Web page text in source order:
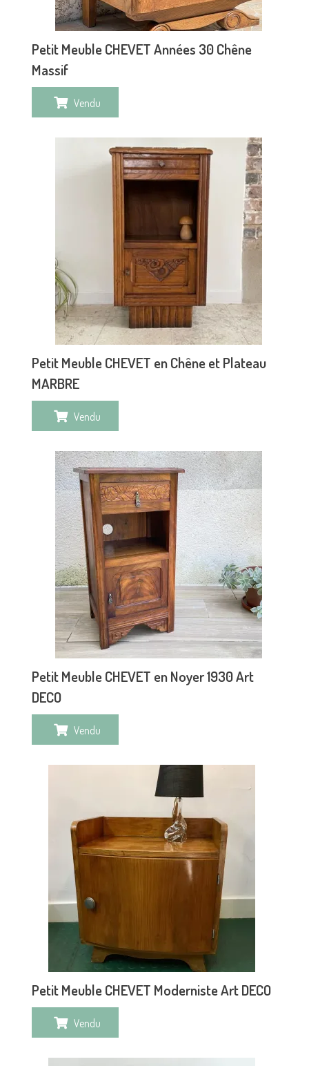
Petit Meuble CHEVET Années 30 Chêne
Massif
Vendu
Petit Meuble CHEVET en Chêne et Plateau
MARBRE
Vendu
Petit Meuble CHEVET en Noyer 1930 Art
DECO
Vendu
Petit Meuble CHEVET Moderniste Art DECO
Vendu